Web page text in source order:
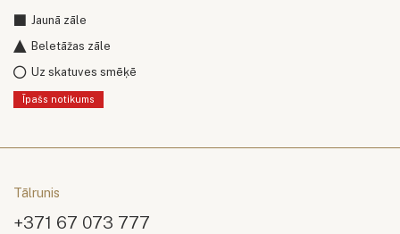
Jaunā zāle
Beletāžas zāle
Uz skatuves smēķē
Īpašs notikums
Tālrunis
+371 67 073 777